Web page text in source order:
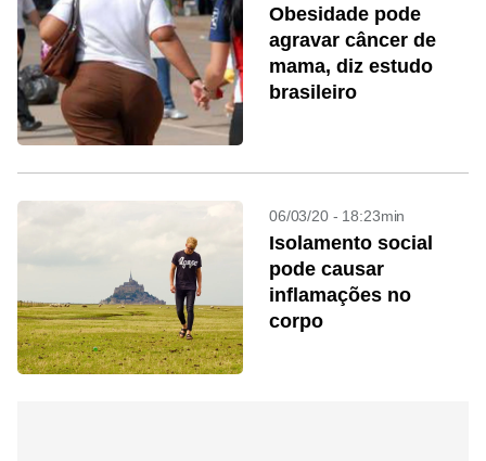
Obesidade pode
agravar câncer de
mama, diz estudo
brasileiro
06/03/20 - 18:23min
Isolamento social
pode causar
inflamações no
corpo